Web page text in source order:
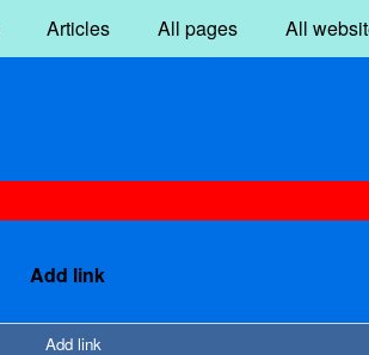
Articles All pages All
Add link
Add link